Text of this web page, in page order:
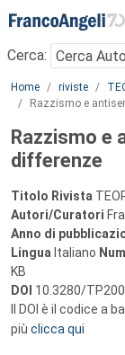
Menu
Cerca:
Main content
Home riviste
Razzismo e
Razzismo e
differenze
Titolo Rivista
Autori/Curatori
Anno di
Lingua Italiano
KB
DOI 10.3280/
Il DOI è il codice a
più clicca qui